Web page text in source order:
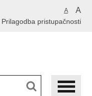
A A
Prilagodba pristupačnosti